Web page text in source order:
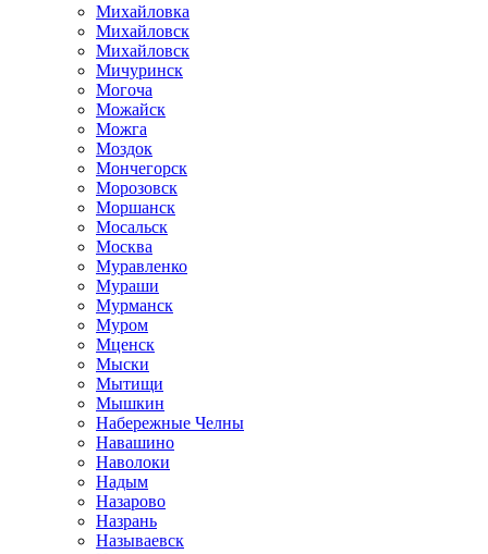
Михайловка
Михайловск
Михайловск
Мичуринск
Могоча
Можайск
Можга
Моздок
Мончегорск
Морозовск
Моршанск
Мосальск
Москва
Муравленко
Мураши
Мурманск
Муром
Мценск
Мыски
Мытищи
Мышкин
Набережные Челны
Навашино
Наволоки
Надым
Назарово
Назрань
Называевск